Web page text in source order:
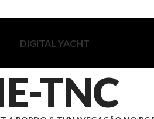
DIGITAL YACHT
TNC